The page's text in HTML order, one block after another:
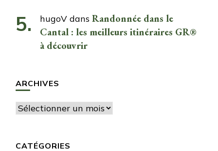
hugoV dans Randonnée dans le
Cantal : les meilleurs itinéraires GR®
à découvrir
ARCHIVES
Archives
CATÉGORIES